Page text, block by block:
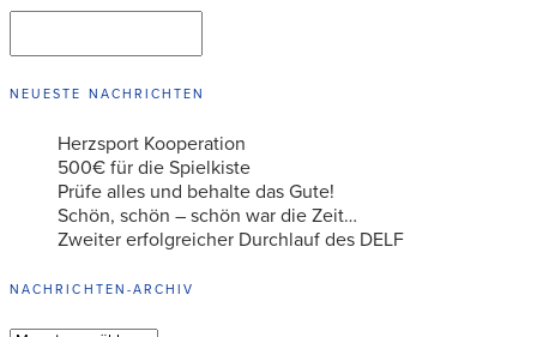
NEUESTE NACHRICHTEN
Herzsport Kooperation
500€ für die Spielkiste
Prüfe alles und behalte das Gute!
Schön, schön – schön war die Zeit…
Zweiter erfolgreicher Durchlauf des DELF
NACHRICHTEN-ARCHIV